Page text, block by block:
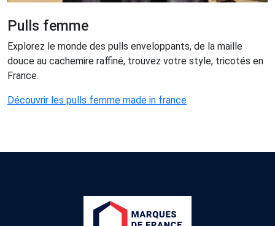
Pulls femme
Explorez le monde des pulls enveloppants, de la maille
douce au cachemire raffiné, trouvez votre style, tricotés en
France.
Découvrir les pulls femme made in france